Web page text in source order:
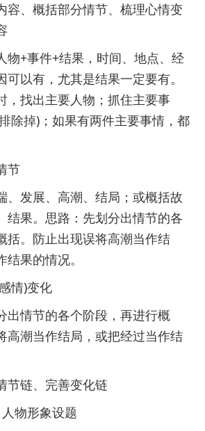
、概括部分情节、梳理心情变
+事件+结果，时间、地点、经
以有，尤其是结果一定要有。
，找出主要人物；抓住主要事
除掉)；如果有两件主要事情，都
节
发展、高潮、结局；或概括故
结果。思路：先划分出情节的各
括。防止出现误将高潮当作结
果的情况。
)变化
情节的各个阶段，再进行概
高潮当作结局，或把经过当作结
链、完善变化链
物形象设题